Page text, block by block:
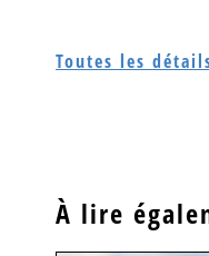
Toutes les
À lire